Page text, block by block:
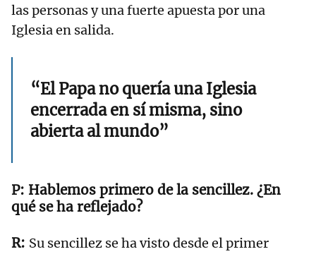
las personas y una fuerte apuesta por una
Iglesia en salida.
“El Papa no quería una Iglesia
encerrada en sí misma, sino
abierta al mundo”
Hablemos primero de la sencillez. ¿En
qué se ha reflejado?
Su sencillez se ha visto desde el primer